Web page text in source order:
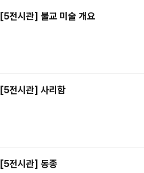
[5전시관] 불교 미술 개요
[5전시관] 사리함
[5전시관] 동종